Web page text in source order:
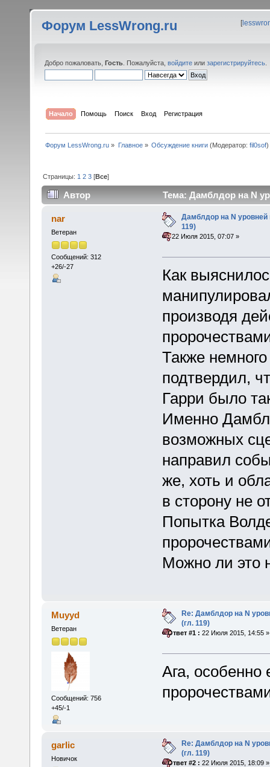
Форум LessWrong.ru [
Добро пожаловать, Гость . Пожалуйста, войдите или зарегистрируйтесь
Начало Помощь Поиск Вход Регистрация
Форум LessWrong.ru » Главное» Обсуждение книги(Модератор: fil0sof)
Страницы: 1 2 3 [Все]
Автор Тема: Дамблдор на N
nar
Ветеран
Сообщений: 312
+26/-27
Дамблдор на N
119)
«:22 Июля 2015, 07:07 »
Как
производя
Также
подтвердил,
Гарри было
Именно
возможных
направил
же, хоть и
в сторону не
Попытка
Можно ли это
Muyyd
Ветеран
Сообщений: 756
+45/-1
Re: Дамблдор на N
(гл. 119)
«Ответ #1 : 22 Июля 2015, 14:55 »
Ага, особенно
garlic
Новичок
Re: Дамблдор на N
(гл. 119)
«Ответ #2 : 22 Июля 2015, 18:09 »